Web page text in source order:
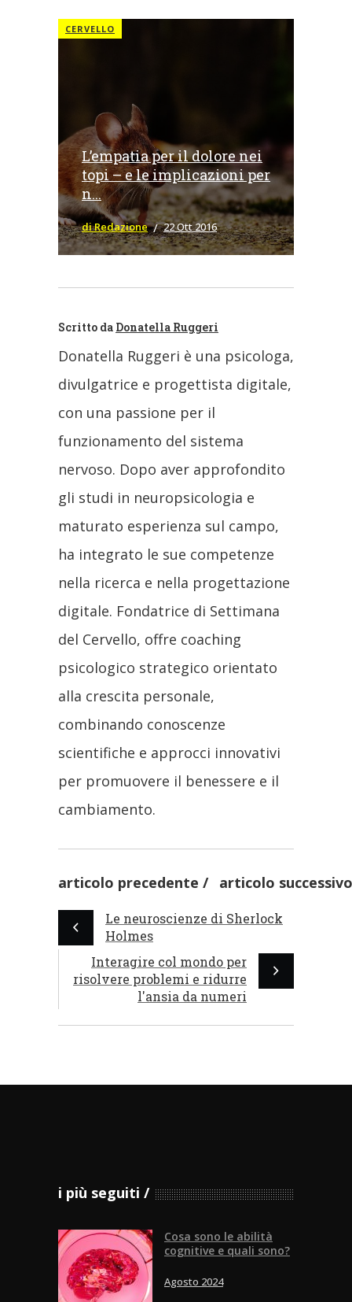
CERVELLO
L’empatia per il dolore nei
topi – e le implicazioni per
n...
di Redazione 22 Ott 2016
Scritto da Donatella Ruggeri
Donatella Ruggeri è una psicologa,
divulgatrice e progettista digitale,
con una passione per il
funzionamento del sistema
nervoso. Dopo aver approfondito
gli studi in neuropsicologia e
maturato esperienza sul campo,
ha integrato le sue competenze
nella ricerca e nella progettazione
digitale. Fondatrice di Settimana
del Cervello, offre coaching
psicologico strategico orientato
alla crescita personale,
combinando conoscenze
scientifiche e approcci innovativi
per promuovere il benessere e il
cambiamento.
articolo precedente articolo successivo
Le neuroscienze di Sherlock
Holmes
Interagire col mondo per
risolvere problemi e ridurre
l'ansia da numeri
i più seguiti
Cosa sono le abilità
cognitive e quali sono?
Agosto 2024